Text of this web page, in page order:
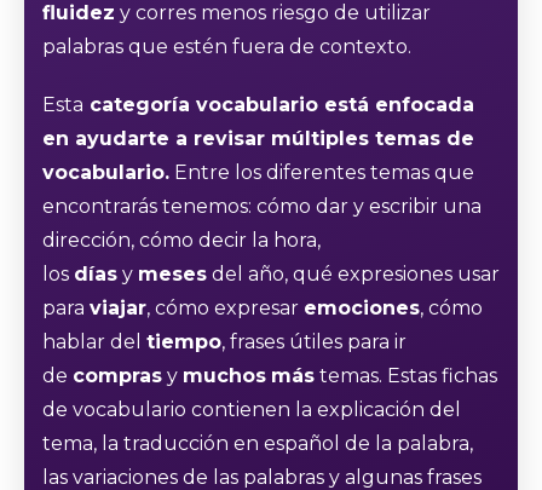
fluidez y corres menos riesgo de utilizar
palabras que estén fuera de contexto.
Esta categoría vocabulario está enfocada
en ayudarte a revisar múltiples temas de
vocabulario. Entre los diferentes temas que
encontrarás tenemos: cómo dar y escribir una
dirección, cómo decir la hora,
los días y meses del año, qué expresiones usar
para viajar, cómo expresar emociones, cómo
hablar del tiempo, frases útiles para ir
de compras y muchos más temas. Estas fichas
de vocabulario contienen la explicación del
tema, la traducción en español de la palabra,
las variaciones de las palabras y algunas frases